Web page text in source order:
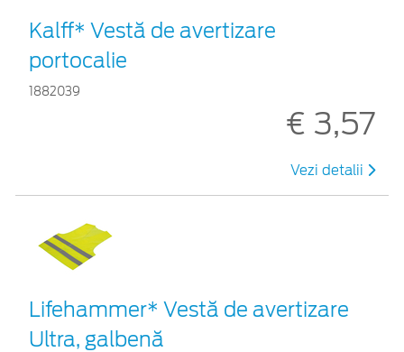
Kalff* Vestă de avertizare
portocalie
1882039
€ 3,57
Vezi detalii
Lifehammer* Vestă de avertizare
Ultra, galbenă